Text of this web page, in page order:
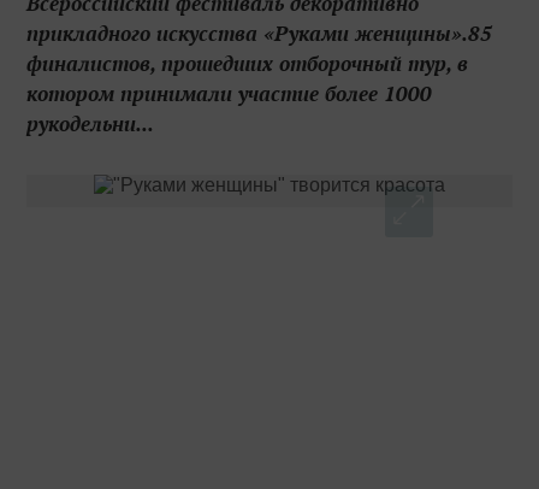
прикладного искусства «Руками женщины».85
финалистов, прошедших отборочный тур, в
котором принимали участие более 1000
рукодельни...